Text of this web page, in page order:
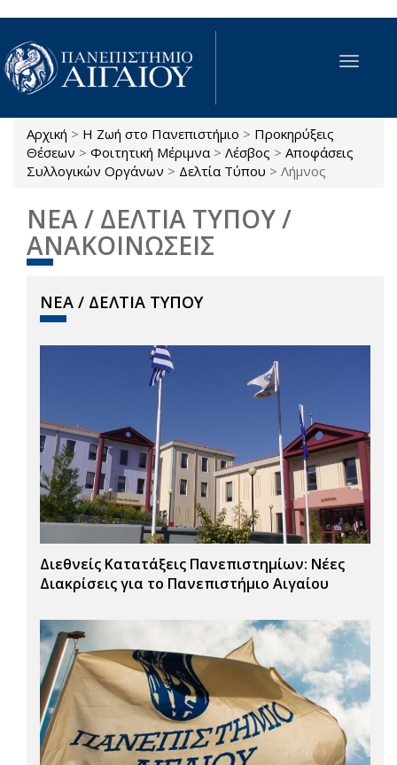
Παράκαμψη προς το κυρίως περιεχόμενο
Toggle
Είστε εδώ
Αρχική > Η Ζωή στο Πανεπιστήμιο > Προκηρύξεις
Θέσεων > Φοιτητική Μέριμνα > Λέσβος > Αποφάσεις
Συλλογικών Οργάνων > Δελτία Τύπου > Λήμνος
ΝΕΑ / ΔΕΛΤΙΑ ΤΥΠΟΥ /
ΑΝΑΚΟΙΝΩΣΕΙΣ
ΝΕΑ / ΔΕΛΤΙΑ ΤΥΠΟΥ
Διεθνείς Κατατάξεις Πανεπιστημίων: Νέες
Διακρίσεις για το Πανεπιστήμιο Αιγαίου